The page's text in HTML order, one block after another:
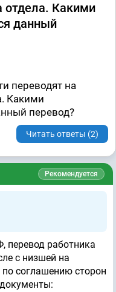
отдела. Какими
данный
переводят на
Какими
перевод?
Читать ответы (2)
Рекомендуется
перевод работника
с низшей на
соглашению сторон